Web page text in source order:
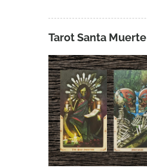
Tarot Santa Muerte